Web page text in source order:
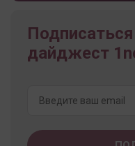
дайджест